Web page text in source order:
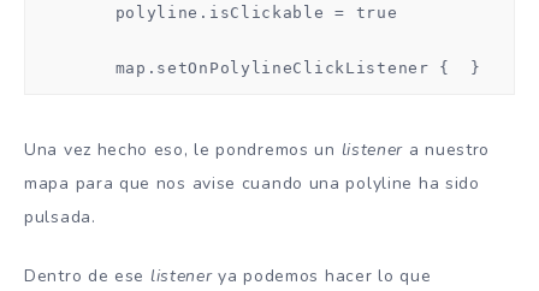
        polyline.isClickable = true
        map.setOnPolylineClickListener {  }
Una vez hecho eso, le pondremos un listener a nuestro
mapa para que nos avise cuando una polyline ha sido
pulsada.
Dentro de ese listenerya podemos hacer lo que